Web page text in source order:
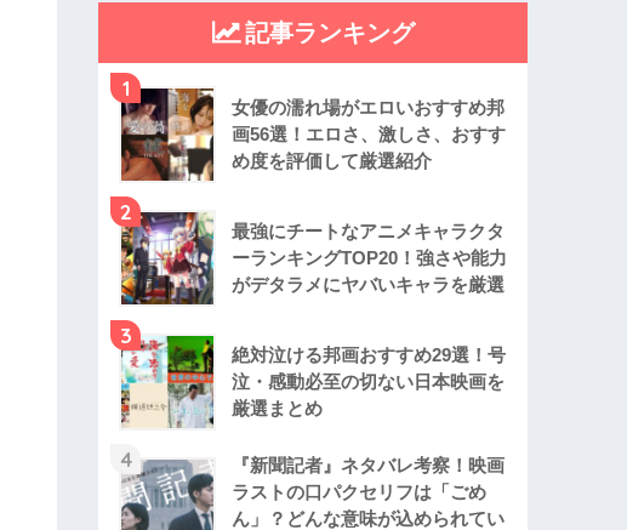
記事ランキング
1
女優の濡れ場がエロいおすすめ邦
画56選！エロさ、激しさ、おすす
め度を評価して厳選紹介
2
最強にチートなアニメキャラクタ
ーランキングTOP20！強さや能力
がデタラメにヤバいキャラを厳選
3
絶対泣ける邦画おすすめ29選！号
泣・感動必至の切ない日本映画を
厳選まとめ
4
『新聞記者』ネタバレ考察！映画
ラストの口パクセリフは「ごめ
ん」？どんな意味が込められてい